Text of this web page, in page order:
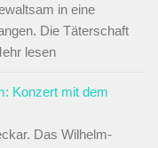
in eine
Die Täterschaft
lesen
Konzert mit dem
Das Wilhelm-